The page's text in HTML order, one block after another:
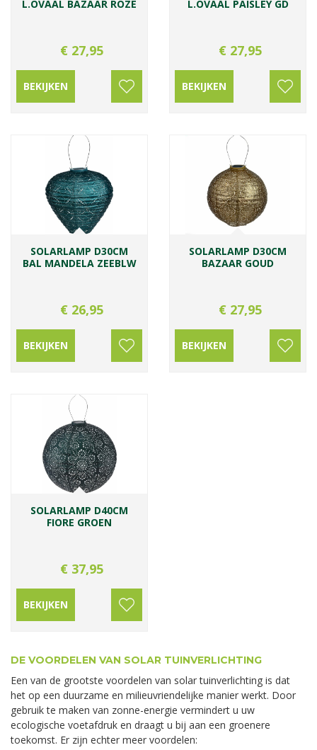
L.OVAAL BAZAAR ROZE
€ 27,95
BEKIJKEN
L.OVAAL PAISLEY GD
€ 27,95
BEKIJKEN
SOLARLAMP D30CM
BAL MANDELA ZEEBLW
€ 26,95
BEKIJKEN
SOLARLAMP D30CM
BAZAAR GOUD
€ 27,95
BEKIJKEN
SOLARLAMP D40CM
FIORE GROEN
€ 37,95
BEKIJKEN
DE VOORDELEN VAN SOLAR TUINVERLICHTING
Een van de grootste voordelen van solar tuinverlichting is dat
het op een duurzame en milieuvriendelijke manier werkt. Door
gebruik te maken van zonne-energie vermindert u uw
ecologische voetafdruk en draagt u bij aan een groenere
toekomst. Er zijn echter meer voordelen: